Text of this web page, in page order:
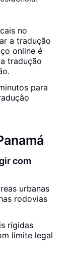
no
a tradução
online é
tradução
para
com
urbanas
rodovias
rígidas
limite legal